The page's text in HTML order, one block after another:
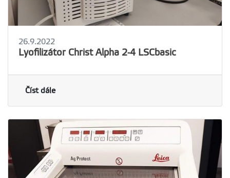
26.9.2022
Lyofilizátor Christ Alpha 2-4 LSCbasic
Číst dále